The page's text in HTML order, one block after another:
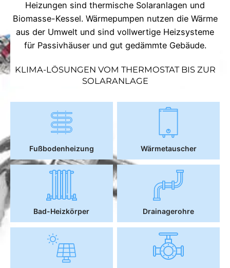
Heizungen sind thermische Solaranlagen und
Biomasse-Kessel. Wärmepumpen nutzen die Wärme
aus der Umwelt und sind vollwertige Heizsysteme
für Passivhäuser und gut gedämmte Gebäude.
KLIMA-LÖSUNGEN VOM THERMOSTAT BIS ZUR
SOLARANLAGE
Fußbodenheizung Wärmetauscher
Bad-Heizkörper Drainagerohre